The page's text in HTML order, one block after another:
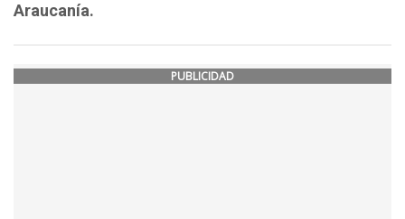
Araucanía.
PUBLICIDAD